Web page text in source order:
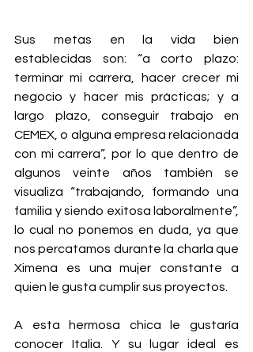
Sus metas en la vida bien
establecidas son: “a corto plazo:
terminar mi carrera, hacer crecer mi
negocio y hacer mis prácticas; y a
largo plazo, conseguir trabajo en
CEMEX, o alguna empresa relacionada
con mi carrera”, por lo que dentro de
algunos veinte años también se
visualiza “trabajando, formando una
familia y siendo exitosa laboralmente”,
lo cual no ponemos en duda, ya que
nos percatamos durante la charla que
Ximena es una mujer constante a
quien le gusta cumplir sus proyectos.
A esta hermosa chica le gustaría
conocer Italia. Y su lugar ideal es